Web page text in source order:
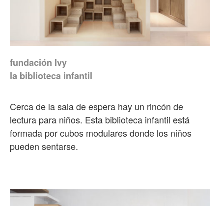
fundación Ivy
la biblioteca infantil
Cerca de la sala de espera hay un rincón de
lectura para niños. Esta biblioteca infantil está
formada por cubos modulares donde los niños
pueden sentarse.